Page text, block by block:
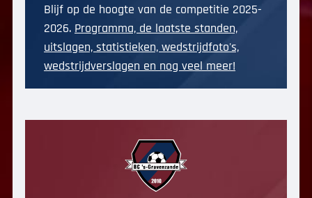
Blijf op de hoogte van de competitie 2025-
2026. Programma, de laatste standen,
uitslagen, statistieken, wedstrijdfoto's,
wedstrijdverslagen en nog veel meer!